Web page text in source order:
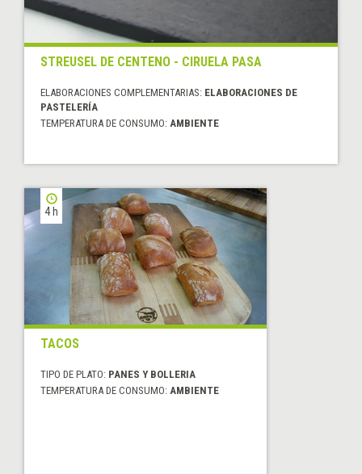
STREUSEL DE CENTENO - CIRUELA PASA
ELABORACIONES COMPLEMENTARIAS: ELABORACIONES DE
PASTELERÍA
TEMPERATURA DE CONSUMO: AMBIENTE
4 h
TACOS
TIPO DE PLATO: PANES Y BOLLERIA
TEMPERATURA DE CONSUMO: AMBIENTE